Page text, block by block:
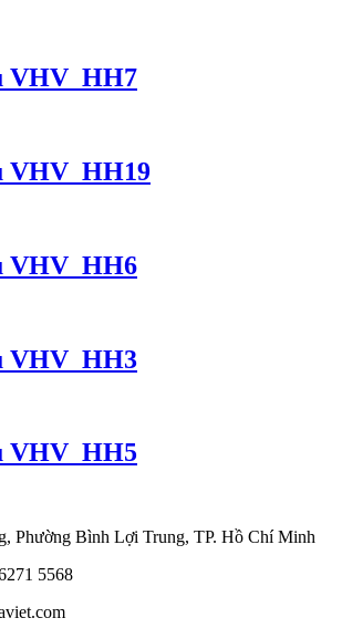
VHV_HH7
VHV_HH19
VHV_HH6
VHV_HH3
VHV_HH5
Phường Bình Lợi Trung, TP. Hồ Chí Minh
5568